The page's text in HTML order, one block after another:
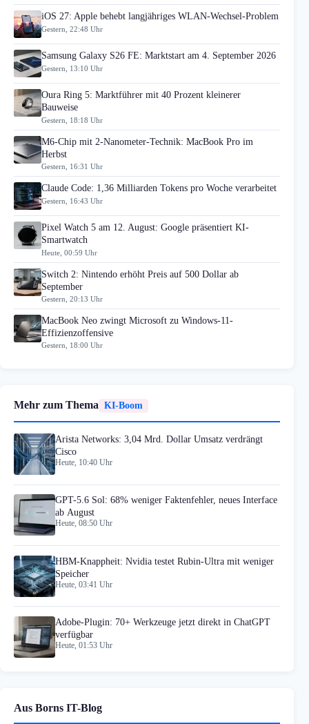
iOS 27: Apple behebt langjähriges WLAN-Wechsel-Problem
Gestern, 22:48 Uhr
Samsung Galaxy S26 FE: Marktstart am 4. September 2026
Gestern, 13:10 Uhr
Oura Ring 5: Marktführer mit 40 Prozent kleinerer
Bauweise
Gestern, 18:18 Uhr
M6-Chip mit 2-Nanometer-Technik: MacBook Pro im
Herbst
Gestern, 16:31 Uhr
Claude Code: 1,36 Milliarden Tokens pro Woche verarbeitet
Gestern, 16:43 Uhr
Pixel Watch 5 am 12. August: Google präsentiert KI-
Smartwatch
Heute, 00:59 Uhr
Switch 2: Nintendo erhöht Preis auf 500 Dollar ab
September
Gestern, 20:13 Uhr
MacBook Neo zwingt Microsoft zu Windows-11-
Effizienzoffensive
Gestern, 18:00 Uhr
Mehr zum Thema KI-Boom
Arista Networks: 3,04 Mrd. Dollar Umsatz verdrängt
Cisco
Heute, 10:40 Uhr
GPT-5.6 Sol: 68% weniger Faktenfehler, neues Interface
ab August
Heute, 08:50 Uhr
HBM-Knappheit: Nvidia testet Rubin-Ultra mit weniger
Speicher
Heute, 03:41 Uhr
Adobe-Plugin: 70+ Werkzeuge jetzt direkt in ChatGPT
verfügbar
Heute, 01:53 Uhr
Aus Borns IT-Blog